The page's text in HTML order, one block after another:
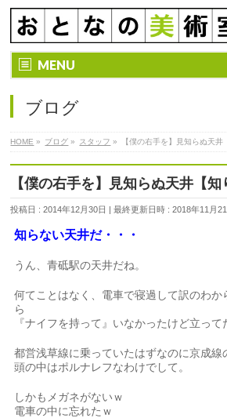
MENU
ブログ
HOME » ブログ » スタッフ » 【僕の右手を】見知らぬ天井
【僕の右手を】見知らぬ天井【知
投稿日 : 2014年12月30日 最終更新日時 : 2018年11月21
知らない天井だ・・・
うん、青砥駅の天井だね。
何てことはなく、電車で寝過して訳のわか
ら
『ナイフを持って』いなかったけど立って
都営浅草線に乗っていたはずなのに京成線
頭の中はポルナレフなわけでして。
しかもメガネがないｗ
電車の中に忘れたｗ